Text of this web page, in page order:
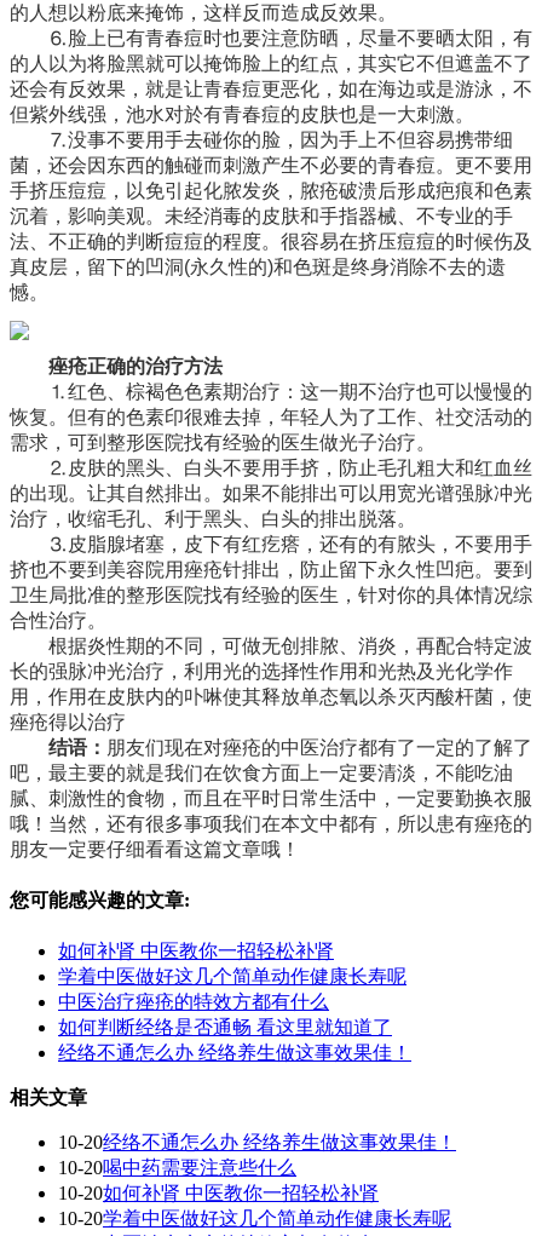
的人想以粉底来掩饰，这样反而造成反效果。
⒍脸上已有青春痘时也要注意防晒，尽量不要晒太阳，有
的人以为将脸黑就可以掩饰脸上的红点，其实它不但遮盖不了
还会有反效果，就是让青春痘更恶化，如在海边或是游泳，不
但紫外线强，池水对於有青春痘的皮肤也是一大刺激。
⒎没事不要用手去碰你的脸，因为手上不但容易携带细
菌，还会因东西的触碰而刺激产生不必要的青春痘。更不要用
手挤压痘痘，以免引起化脓发炎，脓疮破溃后形成疤痕和色素
沉着，影响美观。未经消毒的皮肤和手指器械、不专业的手
法、不正确的判断痘痘的程度。很容易在挤压痘痘的时候伤及
真皮层，留下的凹洞(永久性的)和色斑是终身消除不去的遗
憾。
痤疮正确的治疗方法
⒈红色、棕褐色色素期治疗：这一期不治疗也可以慢慢的
恢复。但有的色素印很难去掉，年轻人为了工作、社交活动的
需求，可到整形医院找有经验的医生做光子治疗。
⒉皮肤的黑头、白头不要用手挤，防止毛孔粗大和红血丝
的出现。让其自然排出。如果不能排出可以用宽光谱强脉冲光
治疗，收缩毛孔、利于黑头、白头的排出脱落。
⒊皮脂腺堵塞，皮下有红疙瘩，还有的有脓头，不要用手
挤也不要到美容院用痤疮针排出，防止留下永久性凹疤。要到
卫生局批准的整形医院找有经验的医生，针对你的具体情况综
合性治疗。
根据炎性期的不同，可做无创排脓、消炎，再配合特定波
长的强脉冲光治疗，利用光的选择性作用和光热及光化学作
用，作用在皮肤内的卟啉使其释放单态氧以杀灭丙酸杆菌，使
痤疮得以治疗
结语： 朋友们现在对痤疮的中医治疗都有了一定的了解了
吧，最主要的就是我们在饮食方面上一定要清淡，不能吃油
腻、刺激性的食物，而且在平时日常生活中，一定要勤换衣服
哦！当然，还有很多事项我们在本文中都有，所以患有痤疮的
朋友一定要仔细看看这篇文章哦！
您可能感兴趣的文章:
如何补肾 中医教你一招轻松补肾
学着中医做好这几个简单动作健康长寿呢
中医治疗痤疮的特效方都有什么
如何判断经络是否通畅 看这里就知道了
经络不通怎么办 经络养生做这事效果佳！
相关文章
10-20经络不通怎么办 经络养生做这事效果佳！
10-20喝中药需要注意些什么
10-20如何补肾 中医教你一招轻松补肾
10-20学着中医做好这几个简单动作健康长寿呢